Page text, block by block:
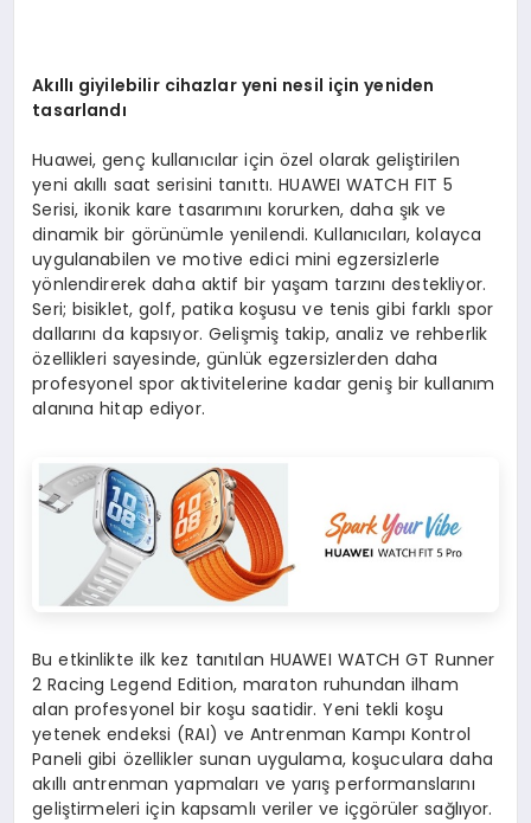
Akıllı giyilebilir cihazlar yeni nesil için yeniden
tasarlandı
Huawei, genç kullanıcılar için özel olarak geliştirilen
yeni akıllı saat serisini tanıttı. HUAWEI WATCH FIT 5
Serisi, ikonik kare tasarımını korurken, daha şık ve
dinamik bir görünümle yenilendi. Kullanıcıları, kolayca
uygulanabilen ve motive edici mini egzersizlerle
yönlendirerek daha aktif bir yaşam tarzını destekliyor.
Seri; bisiklet, golf, patika koşusu ve tenis gibi farklı spor
dallarını da kapsıyor. Gelişmiş takip, analiz ve rehberlik
özellikleri sayesinde, günlük egzersizlerden daha
profesyonel spor aktivitelerine kadar geniş bir kullanım
alanına hitap ediyor.
Bu etkinlikte ilk kez tanıtılan HUAWEI WATCH GT Runner
2 Racing Legend Edition, maraton ruhundan ilham
alan profesyonel bir koşu saatidir. Yeni tekli koşu
yetenek endeksi (RAI) ve Antrenman Kampı Kontrol
Paneli gibi özellikler sunan uygulama, koşuculara daha
akıllı antrenman yapmaları ve yarış performanslarını
geliştirmeleri için kapsamlı veriler ve içgörüler sağlıyor.